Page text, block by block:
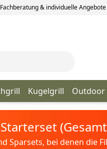
Fachberatung & individuelle Angebote
Kugelgrill Outdoor
Sparsets, bei denen die